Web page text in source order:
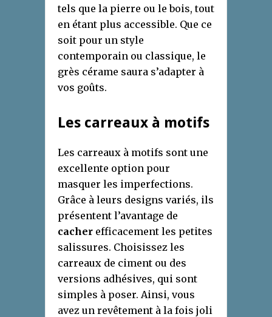
tels que la pierre ou le bois, tout
en étant plus accessible. Que ce
soit pour un style
contemporain ou classique, le
grès cérame saura s’adapter à
vos goûts.
Les carreaux à motifs
Les carreaux à motifs sont une
excellente option pour
masquer les imperfections.
Grâce à leurs designs variés, ils
présentent l’avantage de
cacher efficacement les petites
salissures. Choisissez les
carreaux de ciment ou des
versions adhésives, qui sont
simples à poser. Ainsi, vous
avez un revêtement à la fois joli